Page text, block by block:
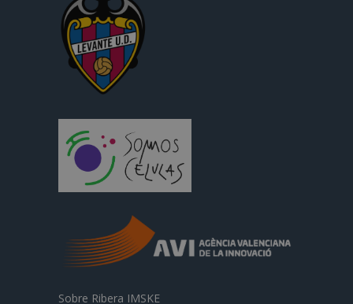
Sobre Ribera IMSKE